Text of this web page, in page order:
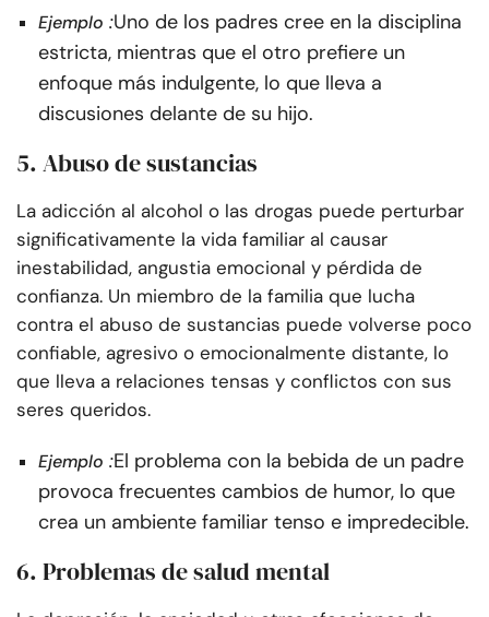
Ejemplo :Uno de los padres cree en la disciplina
estricta, mientras que el otro prefiere un
enfoque más indulgente, lo que lleva a
discusiones delante de su hijo.
5. Abuso de sustancias
La adicción al alcohol o las drogas puede perturbar
significativamente la vida familiar al causar
inestabilidad, angustia emocional y pérdida de
confianza. Un miembro de la familia que lucha
contra el abuso de sustancias puede volverse poco
confiable, agresivo o emocionalmente distante, lo
que lleva a relaciones tensas y conflictos con sus
seres queridos.
Ejemplo :El problema con la bebida de un padre
provoca frecuentes cambios de humor, lo que
crea un ambiente familiar tenso e impredecible.
6. Problemas de salud mental